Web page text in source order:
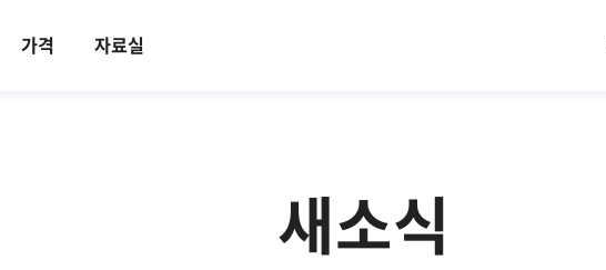
가격 자료실
새소식